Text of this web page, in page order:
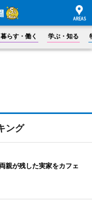
暮らす・働く 学ぶ・知る
ング
親が残した実家をカフェ